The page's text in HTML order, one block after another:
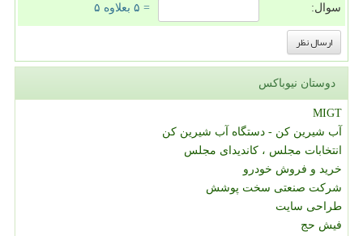
سوال: = ۵ بعلاوه ۵
دوستان نیوباکس
MIGT
آب شیرین کن - دستگاه آب شیرین کن
انتخابات مجلس ، کاندیدای مجلس
خرید و فروش خودرو
شرکت صنعتی سخت پوشش
طراحی سایت
فیش حج